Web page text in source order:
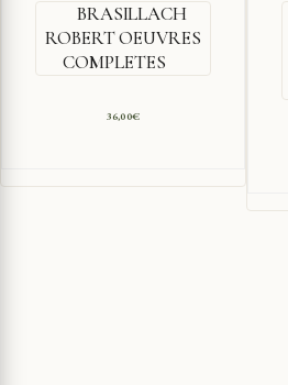
BRASILLACH
ROBERT OEUVRES
COMPLETES
36,00€